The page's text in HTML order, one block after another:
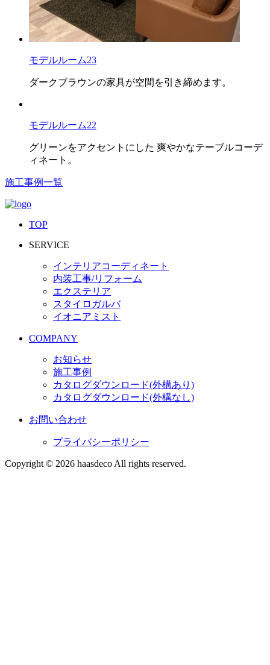
モデルルーム23
ダークブラウンの家具が空間を引き締めます。
モデルルーム22
グリーンをアクセントにした 爽やかなテーブルコーデ
ィネート。
施工事例一覧
TOP
SERVICE
インテリアコーディネート
内装工事/リフォーム
エクステリア
スタイロガルバ
イオニアミスト
COMPANY
お知らせ
施工事例
カタログダウンロード(外構あり)
カタログダウンロード(外構なし)
お問い合わせ
プライバシーポリシー
Copyright © 2026 haasdeco All rights reserved.